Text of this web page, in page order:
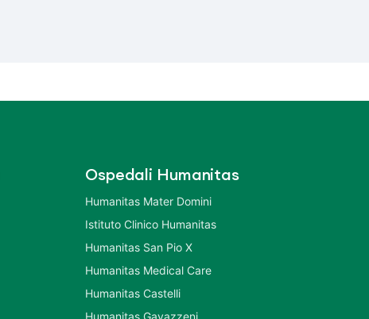
Ospedali Humanitas
Humanitas Mater Domini
Istituto Clinico Humanitas
Humanitas San Pio X
Humanitas Medical Care
Humanitas Castelli